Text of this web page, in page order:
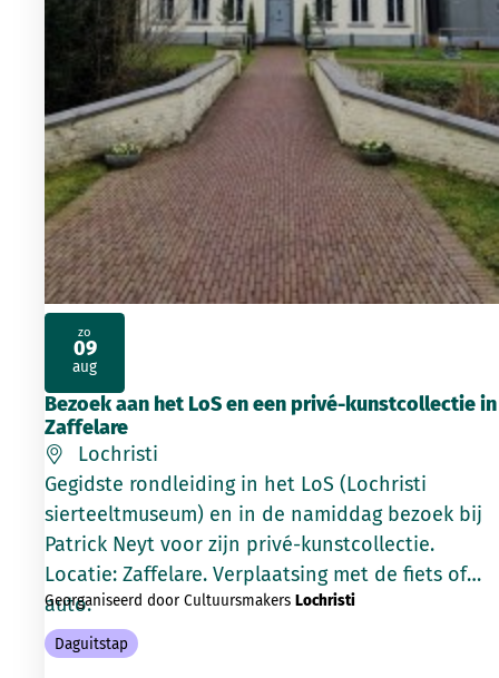
Bezoek aan het LoS en een privé-kunstcollectie in
Zaffelare
Lochristi
Gegidste rondleiding in het LoS (Lochristi
sierteeltmuseum) en in de namiddag bezoek bij
Patrick Neyt voor zijn privé-kunstcollectie.
Locatie: Zaffelare. Verplaatsing met de fiets of
auto.
Georganiseerd door Cultuursmakers Lochristi
Daguitstap
zo
09
aug
2026